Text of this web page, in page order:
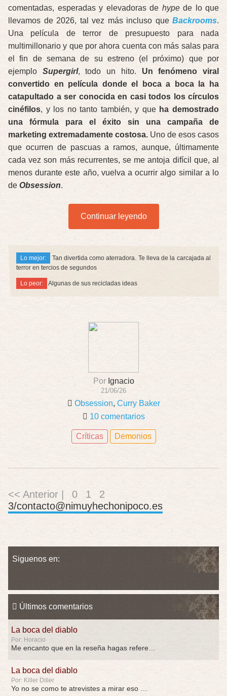
comentadas, esperadas y elevadoras de hypede lo que
llevamos de 2026, tal vez más incluso que Backrooms.
Una película de terror de presupuesto para nada
multimillonario y que por ahora cuenta con más salas para
el fin de semana de su estreno (el próximo) que por
ejemplo Supergirl, todo un hito. Un fenómeno viral
convertido en película donde el boca a boca la ha
catapultado a ser conocida en casi todos los círculos
cinéfilos, y los no tanto también, y que ha demostrado
una fórmula para el éxito sin una campaña de
marketing extremadamente costosa. Uno de esos casos
que ocurren de pascuas a ramos, aunque, últimamente
cada vez son más recurrentes, se me antoja difícil que, al
menos durante este año, vuelva a ocurrir algo similar a lo
de Obsession.
Continuar leyendo
Lo mejor:
Tan divertida como aterradora. Te lleva de la carcajada al
terror en tercios de segundos
Lo peor: Algunas de sus recicladas ideas
PorIgnacio
21/06/26
Obsession, Curry Baker
10 comentarios
Críticas Demonios
<< Anterior | 0 1
2
3/contacto@nimuyhechonipoco.es
Siguenos en:
Últimos comentarios
La boca del diablo
Por: Horacio
La boca del diablo
Por: Killer Diller
Yo no se como te atrevistes a mirar eso …